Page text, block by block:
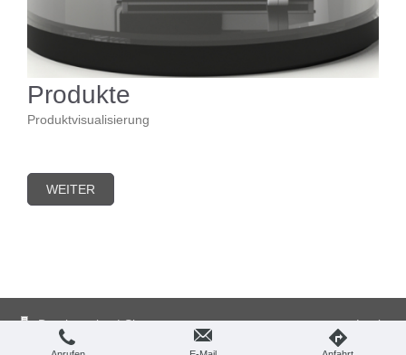
Produkte
Produktvisualisierung
WEITER
Druckversion| Sitemap
© habes-architektur
Login
Webansicht